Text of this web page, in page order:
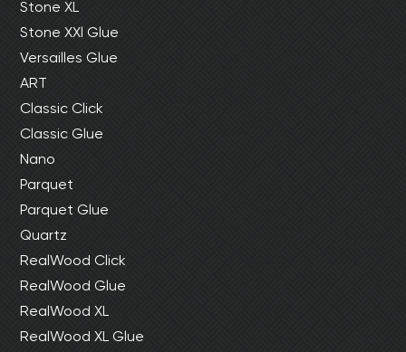
Stone XL
Stone XXl Glue
Versailles Glue
ART
Classic Click
Classic Glue
Nano
Parquet
Parquet Glue
Quartz
RealWood Click
RealWood Glue
RealWood XL
RealWood XL Glue